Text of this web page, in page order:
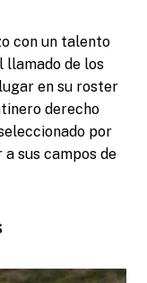
con un talento
llamado de los
en su roster
derecho
por
sus campos de